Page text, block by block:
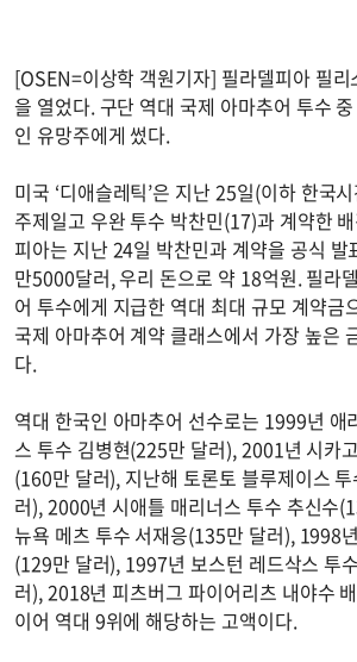
[OSEN=이상학 객원기자] 필라델피아 필
을 열었다. 구단 역대 국제 아마추어 투수
인 유망주에게 썼다.
미국 ‘디애슬레틱’은 지난 25일(이하 한국
주제일고 우완 투수 박찬민(17)과 계약한
피아는 지난 24일 박찬민과 계약을 공식
만5000달러, 우리 돈으로 약 18억원. 필라
어 투수에게 지급한 역대 최대 규모 계약금
국제 아마추어 계약 클래스에서 가장 높은
다.
역대 한국인 아마추어 선수로는 1999년 애
스 투수 김병현(225만 달러), 2001년 시카
(160만 달러), 지난해 토론토 블루제이스
러), 2000년 시애틀 매리너스 투수 추신수
뉴욕 메츠 투수 서재응(135만 달러), 1998
(129만 달러), 1997년 보스턴 레드삭스 투
러), 2018년 피츠버그 파이어리츠 내야수
이어 역대 9위에 해당하는 고액이다.